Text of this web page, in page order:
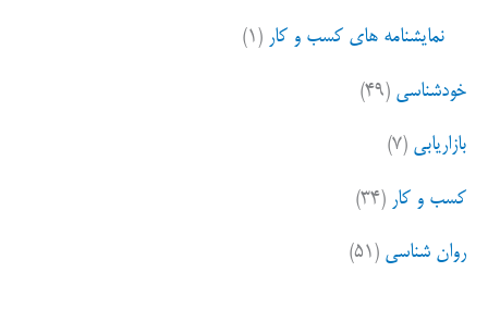
نمایشنامه های کسب و کار (۱)
خودشناسی (۴۹)
بازاریابی (۷)
کسب و کار (۳۴)
روان شناسی (۵۱)